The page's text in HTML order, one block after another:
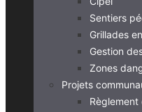
Sentiers
Grillades
Gestion
Zones
Projets
Règlement